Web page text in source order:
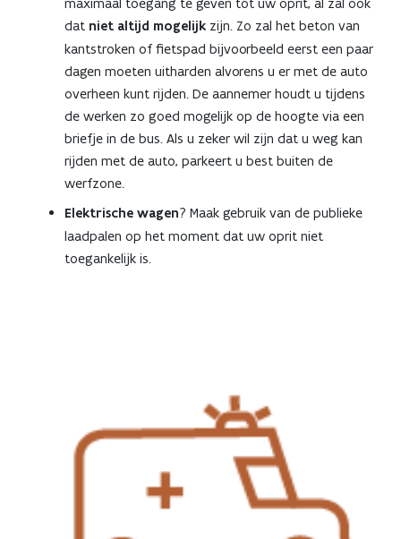
dat niet altijd mogelijk zijn. Zo zal het beton van
kantstroken of fietspad bijvoorbeeld eerst een paar
dagen moeten uitharden alvorens u er met de auto
overheen kunt rijden. De aannemer houdt u tijdens
de werken zo goed mogelijk op de hoogte via een
briefje in de bus. Als u zeker wil zijn dat u weg kan
rijden met de auto, parkeert u best buiten de
werfzone.
Elektrische wagen? Maak gebruik van de publieke
laadpalen op het moment dat uw oprit niet
toegankelijk is.